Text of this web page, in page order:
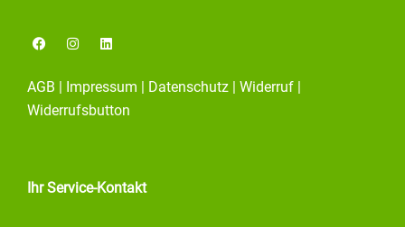
F
a
e
b
o
o
I
n
a
g
r
L
i
e
d
i
AGB Impressum Datenschutz Widerruf
Widerrufsbutton
Ihr Service-Kontakt